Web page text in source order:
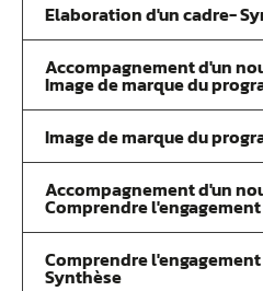
Elaboration d'un cadre-
Accompagnement d'un
Image de marque du
Image de marque du
Accompagnement d'un
Comprendre
Comprendre
Synthèse